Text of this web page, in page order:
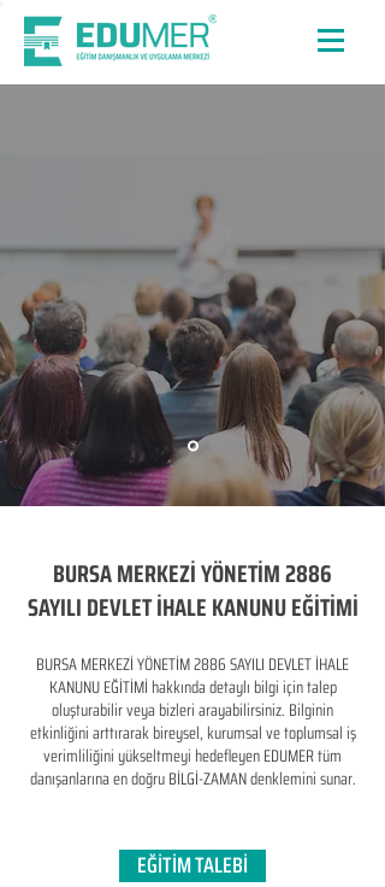
BURSA MERKEZİ YÖNETİM 2886
SAYILI DEVLET İHALE KANUNU EĞİTİMİ
BURSA MERKEZİ YÖNETİM 2886 SAYILI DEVLET İHALE
KANUNU EĞİTİMİ hakkında detaylı bilgi için talep
oluşturabilir veya bizleri arayabilirsiniz. Bilginin
etkinliğini arttırarak bireysel, kurumsal ve toplumsal iş
verimliliğini yükseltmeyi hedefleyen​ EDUMER tüm
danışanlarına en doğru BİLGİ-ZAMAN denklemini sunar.
EĞİTİM TALEBİ